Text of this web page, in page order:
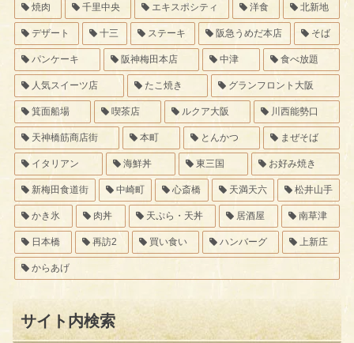
焼肉 千里中央 エキスポシティ 洋食 北新地
デザート 十三 ステーキ 阪急うめだ本店 そば
パンケーキ 阪神梅田本店 中津 食べ放題
人気スイーツ店 たこ焼き グランフロント大阪
箕面船場 喫茶店 ルクア大阪 川西能勢口
天神橋筋商店街 本町 とんかつ まぜそば
イタリアン 海鮮丼 東三国 お好み焼き
新梅田食道街 中崎町 心斎橋 天満天六 松井山手
かき氷 肉丼 天ぷら・天丼 居酒屋 南草津
日本橋 再訪2 買い食い ハンバーグ 上新庄
からあげ
サイト内検索